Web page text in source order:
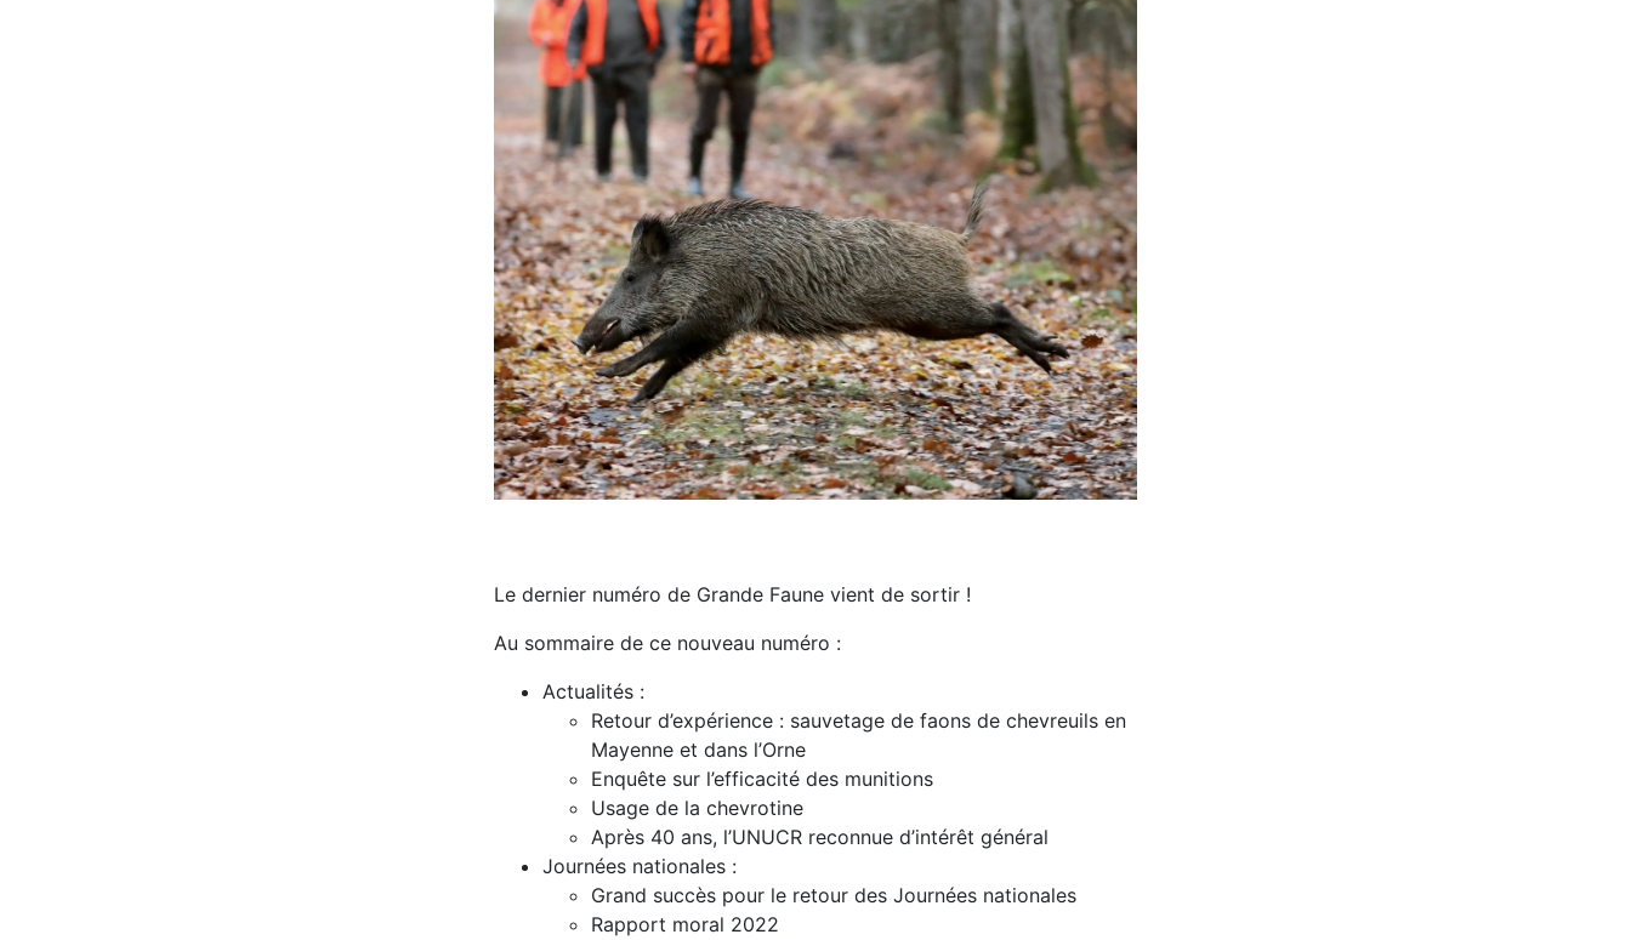
Le dernier numéro de Grande Faune vient de sortir !
Au sommaire de ce nouveau numéro :
Actualités :
Retour d’expérience : sauvetage de faons de chevreuils en
Mayenne et dans l’Orne
Enquête sur l’efficacité des munitions
Usage de la chevrotine
Après 40 ans, l’UNUCR reconnue d’intérêt général
Journées nationales :
Grand succès pour le retour des Journées nationales
Rapport moral 2022